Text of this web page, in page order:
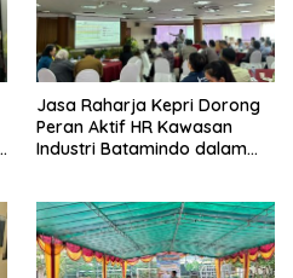
Jasa Raharja Kepri Dorong
Peran Aktif HR Kawasan
Industri Batamindo dalam